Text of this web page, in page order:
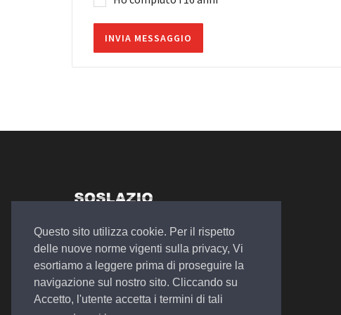
Questo sito utilizza cookie. Per il rispetto
delle nuove norme vigenti sulla privacy, Vi
esortiamo a leggere prima di proseguire la
navigazione sul nostro sito. Cliccando su
Accetto, l'utente accetta i termini di tali
Autosalone Plurimarche
Officina Meccanica
Noleggio a Lungo e Breve Termine